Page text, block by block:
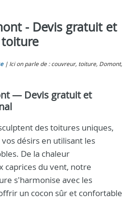
- Devis gratuit et
Ici on parle de : couvreur, toiture, Domont,
— Devis gratuit et
des toitures uniques,
désirs en utilisant les
De la chaleur
caprices du vent, notre
s'harmonise avec les
un cocon sûr et confortable